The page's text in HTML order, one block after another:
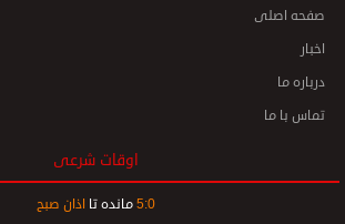
صفحه اصلی
اخبار
درباره ما
تماس با ما
اوقات شرعی
5:0 مانده تا اذان صبح